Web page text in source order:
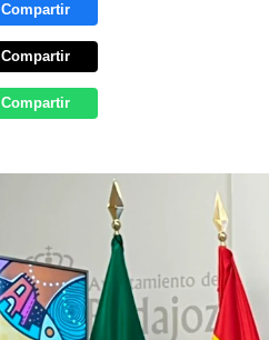
Compartir
Compartir
Compartir